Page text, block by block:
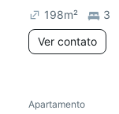
198m² 3
Ver contato
Apartamento